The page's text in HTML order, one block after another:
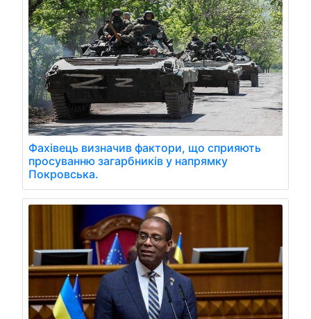
Фахівець визначив фактори, що сприяють
просуванню загарбників у напрямку
Покровська.